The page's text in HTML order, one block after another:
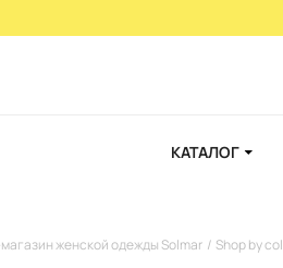
КАТАЛОГ
женской одежды Solmar Shop by